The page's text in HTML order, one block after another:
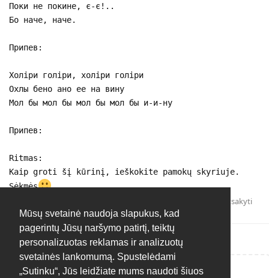
Mūsų svetainė naudoja slapukus, kad
pagerintų Jūsų naršymo patirtį, teiktų
personalizuotas reklamas ir analizuotų
svetainės lankomumą. Spustelėdami
„Sutinku“, Jūs leidžiate mums naudoti šiuos
Поки не покине, є-є!..
Бо наче, наче.
Припев:
Холiри голiри, холiри голiри
Охлы бено ано ее на вину
Мол бы мол бы мол бы мол бы и-и-ну
Припев:
Ritmas:
Kaip groti šį kūrinį, ieškokite pamokų skyriuje.
Sėkmės
Atsakyti
Rašyti atsakymą...